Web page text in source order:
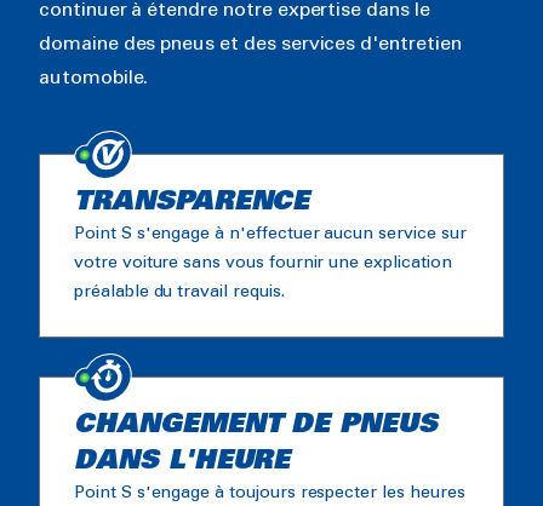
continuer à étendre notre expertise dans le
domaine des pneus et des services d'entretien
automobile.
TRANSPARENCE
Point S s'engage à n'effectuer aucun service sur
votre voiture sans vous fournir une explication
préalable du travail requis.
CHANGEMENT DE PNEUS
DANS L'HEURE
Point S s'engage à toujours respecter les heures